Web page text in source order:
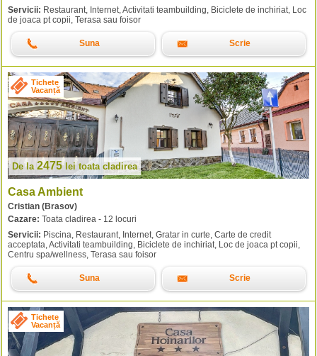
Servicii: Restaurant, Internet, Activitati teambuilding, Biciclete de inchiriat, Loc
de joaca pt copii, Terasa sau foisor
Suna Scrie
Tichete
Vacanță
De la 2475lei toata cladirea
Casa Ambient
Cristian (Brasov)
Cazare: Toata cladirea - 12 locuri
Servicii: Piscina, Restaurant, Internet, Gratar in curte, Carte de credit
acceptata, Activitati teambuilding, Biciclete de inchiriat, Loc de joaca pt copii,
Centru spa/wellness, Terasa sau foisor
Suna Scrie
Tichete
Vacanță